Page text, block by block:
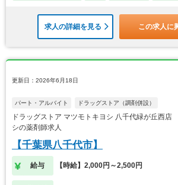
求人の詳細を見る この求人に
更新日：2026年6月18日
パート・アルバイト ドラッグストア（調剤併設）
ドラッグストア マツモトキヨシ 八千代緑が丘西
シの薬剤師求人
【千葉県八千代市】
給与 【時給】2,000円～2,500円